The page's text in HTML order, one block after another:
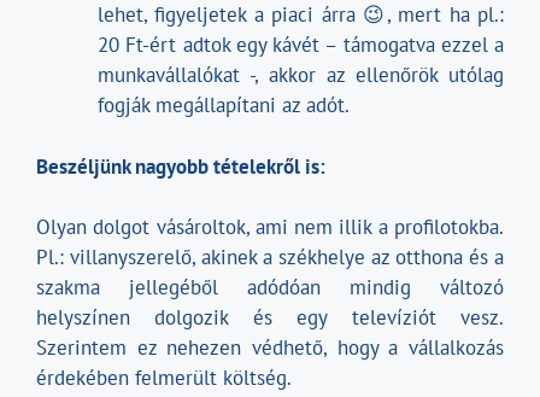
lehet, figyeljetek a piaci árra 😉, mert ha pl.:
20 Ft-ért adtok egy kávét – támogatva ezzel a
munkavállalókat -, akkor az ellenőrök utólag
fogják megállapítani az adót.
Beszéljünk nagyobb tételekről is:
Olyan dolgot vásároltok, ami nem illik a profilotokba.
Pl.: villanyszerelő, akinek a székhelye az otthona és a
szakma jellegéből adódóan mindig változó
helyszínen dolgozik és egy televíziót vesz.
Szerintem ez nehezen védhető, hogy a vállalkozás
érdekében felmerült költség.